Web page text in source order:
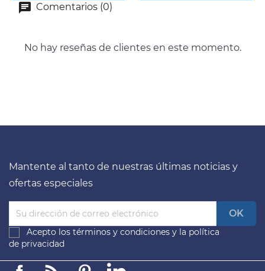
Comentarios (0)
No hay reseñas de clientes en este momento.
Mantente al tanto de nuestras últimas noticias y
ofertas especiales
Acepto los términos y condiciones y la política
de privacidad
FacebookLinkedinPinterest